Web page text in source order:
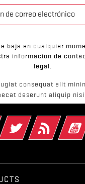
baja en cualquier
información de
legal.
consequat elit
deserunt aliquip nisi
Twitter Rss